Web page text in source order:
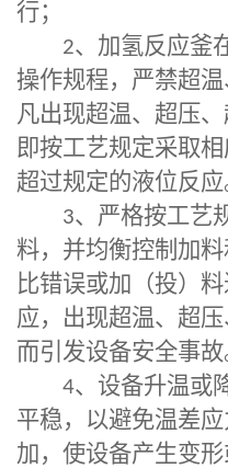
行；
2、 加氢反应釜
操作规程，严禁超温
凡出现超温、超压
即按工艺规定采取
超过规定的液位反应
3、严格按工艺
料，并均衡控制加
比错误或加（投）
应，出现超温、超压
而引发设备安全事故
4、设备升温或
平稳，以避免温差
加，使设备产生变形